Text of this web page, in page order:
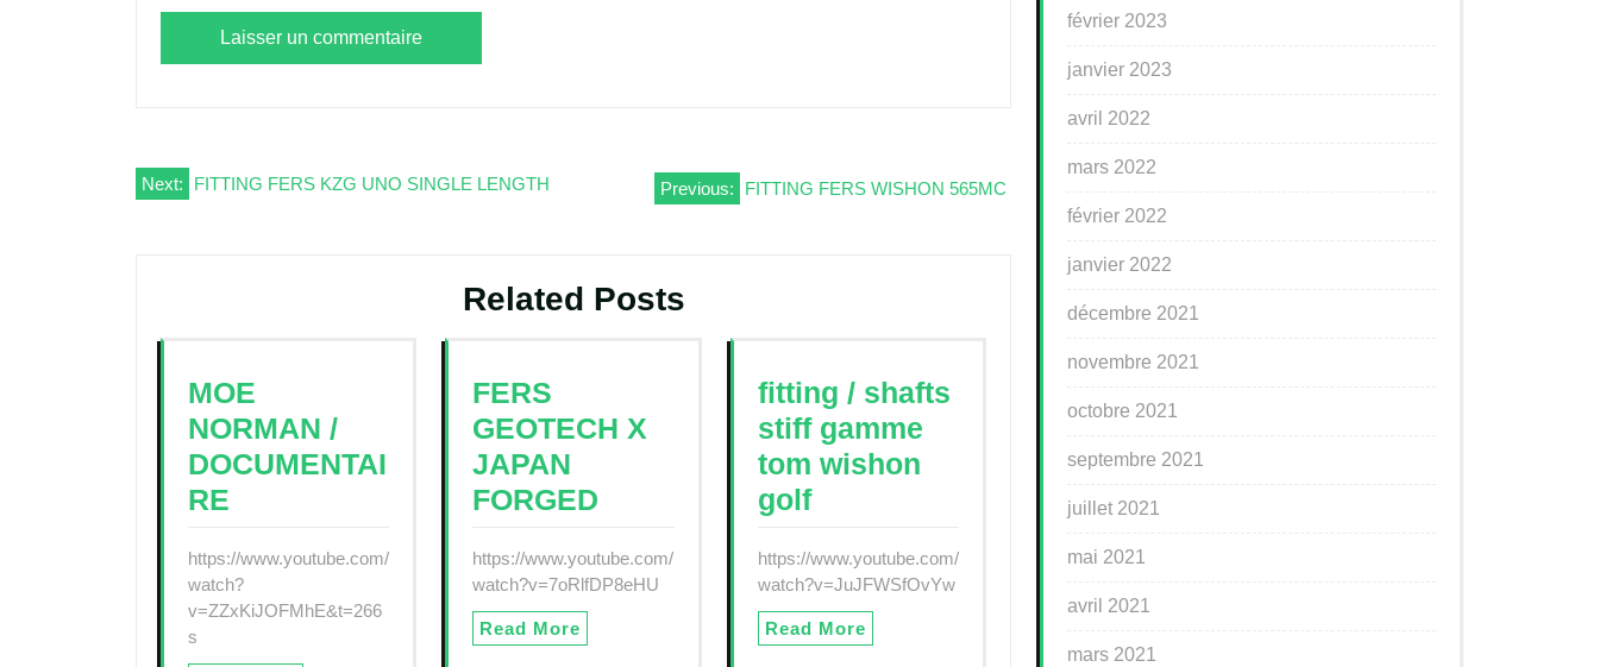
Navigation
Previous: FITTING FERS WISHON 565MC
Next: FITTING FERS KZG UNO SINGLE LENGTH
Related Posts
MOE
NORMAN /
DOCUMENTAI
RE
https://www.youtube.com/
watch?
v=ZZxKiJOFMhE&t=266
s
FERS
GEOTECH X
JAPAN
FORGED
https://www.youtube.com/
watch?v=7oRlfDP8eHU
Read More
fitting / shafts
stiff gamme
tom wishon
golf
https://www.youtube.com/
watch?v=JuJFWSfOvYw
Read More
février 2023
janvier 2023
avril 2022
mars 2022
février 2022
janvier 2022
décembre 2021
novembre 2021
octobre 2021
septembre 2021
juillet 2021
mai 2021
avril 2021
mars 2021